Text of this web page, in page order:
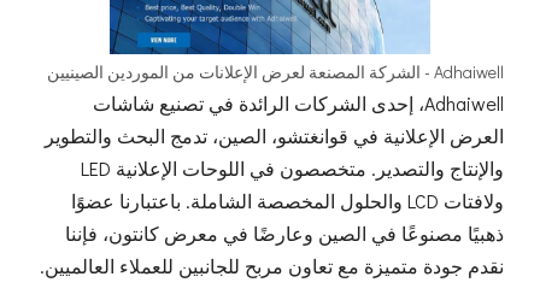
Adhaiwell - الشركة المصنعة لعرض الإعلانات من الموردين الصينيين
Adhaiwell، إحدى الشركات الرائدة في تصنيع شاشات
العرض الإعلانية في قوانغتشو، الصين، تدمج البحث والتطوير
والإنتاج والتصدير. متخصصون في اللوحات الإعلانية LED
ولافتات LCD والحلول المخصصة الشاملة. باعتبارنا عضوًا
ذهبيًا مصنوعًا في الصين وعارضًا في معرض كانتون، فإننا
نقدم جودة متميزة مع تعاون مربح للجانبين للعملاء العالميين.